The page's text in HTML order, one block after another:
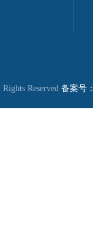
Reserved 备案号